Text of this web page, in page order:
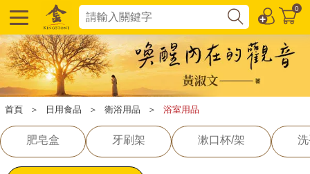
0
首頁 ＞ 日用食品 ＞ 衛浴用品 ＞ 浴室用品
肥皂盒 牙刷架 漱口杯/架